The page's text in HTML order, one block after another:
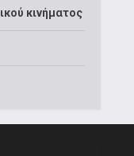
κινήματος